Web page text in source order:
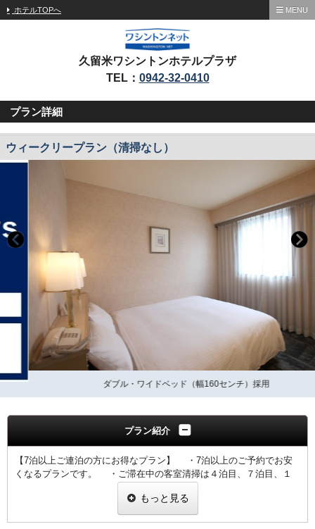
ホテルTOPへ MENU
久留米ワシントンホテルプラザ
TEL： 0942-32-0410
プラン詳細
ウィークリープラン（清掃なし）
ダブル・ワイドベッド（幅160センチ）採用
プラン紹介
【7泊以上ご連泊の方にお得なプラン】 ・7泊以上のご予約でお安
くなるプランです。 ・ご滞在中の客室清掃は４泊目、７泊目、１
んのでごゆっくりご滞在いただけます。 ・客室清掃が無い日もゴ
ミ箱、灰皿、タオル類交換はさせていただきます。 ・ご予定の変
もっと見る